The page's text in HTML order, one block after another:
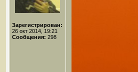
Зарегистрирован:
26 окт 2014, 19:21
Сообщения: 298